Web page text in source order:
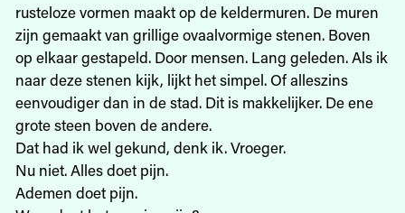
rusteloze vormen maakt op de keldermuren. De muren
zijn gemaakt van grillige ovaalvormige stenen. Boven
op elkaar gestapeld. Door mensen. Lang geleden. Als ik
naar deze stenen kijk, lijkt het simpel. Of alleszins
eenvoudiger dan in de stad. Dit is makkelijker. De ene
grote steen boven de andere.
Dat had ik wel gekund, denk ik. Vroeger.
Nu niet. Alles doet pijn.
Ademen doet pijn.